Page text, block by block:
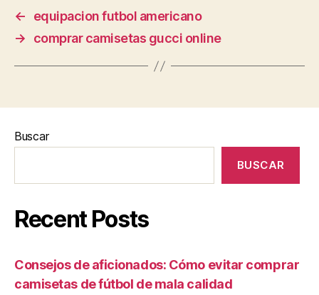
←
equipacion futbol americano
→
comprar camisetas gucci online
Buscar
BUSCAR
Recent Posts
Consejos de aficionados: Cómo evitar comprar
camisetas de fútbol de mala calidad